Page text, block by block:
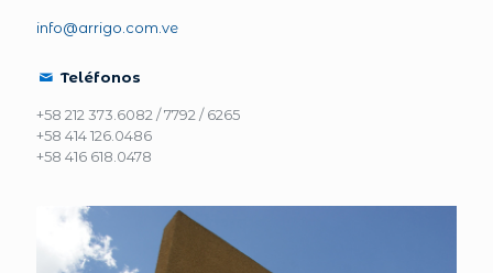
info@arrigo.com.ve
Teléfonos
+58 212 373.6082 / 7792 / 6265
+58 414 126.0486
+58 416 618.0478